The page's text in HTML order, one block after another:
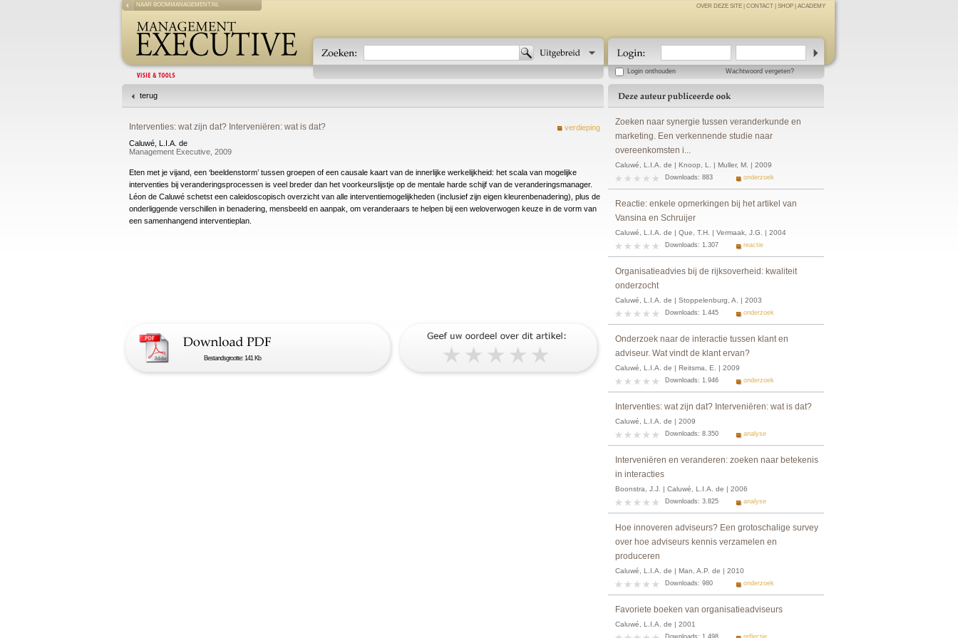
NAAR BOOMMANAGEMENT.NL OVER DEZE SITE CONTACT SHOP ACADEMY
Login onthouden Wachtwoord vergeten?
terug
verdieping
Interventies: wat zijn dat? Interveniëren: wat is dat?
Caluwé, L.I.A. de
Management Executive, 2009
Eten met je vijand, een ‘beeldenstorm’ tussen groepen of een causale kaart van de innerlijke werkelijkheid: het scala van mogelijke
interventies bij veranderingsprocessen is veel breder dan het voorkeurslijstje op de mentale harde schijf van de veranderingsmanager.
Léon de Caluwé schetst een caleidoscopisch overzicht van alle interventiemogelijkheden (inclusief zijn eigen kleurenbenadering), plus de
onderliggende verschillen in benadering, mensbeeld en aanpak, om veranderaars te helpen bij een weloverwogen keuze in de vorm van
een samenhangend interventieplan.
Bestandsgrootte: 141 Kb
Zoeken naar synergie tussen veranderkunde en
marketing. Een verkennende studie naar
overeenkomsten i...
Caluwé, L.I.A. de | Knoop, L. | Muller, M. | 2009
Downloads: 883 onderzoek
Reactie: enkele opmerkingen bij het artikel van
Vansina en Schruijer
Caluwé, L.I.A. de | Que, T.H. | Vermaak, J.G. | 2004
Downloads: 1.307 reactie
Organisatieadvies bij de rijksoverheid: kwaliteit
onderzocht
Caluwé, L.I.A. de | Stoppelenburg, A. | 2003
Downloads: 1.445 onderzoek
Onderzoek naar de interactie tussen klant en
adviseur. Wat vindt de klant ervan?
Caluwé, L.I.A. de | Reitsma, E. | 2009
Downloads: 1.946 onderzoek
Interventies: wat zijn dat? Interveniëren: wat is dat?
Caluwé, L.I.A. de | 2009
Downloads: 8.350 analyse
Interveniëren en veranderen: zoeken naar betekenis
in interacties
Boonstra, J.J. | Caluwé, L.I.A. de | 2006
Downloads: 3.825 analyse
Hoe innoveren adviseurs? Een grotoschalige survey
over hoe adviseurs kennis verzamelen en
produceren
Caluwé, L.I.A. de | Man, A.P. de | 2010
Downloads: 980 onderzoek
Favoriete boeken van organisatieadviseurs
Caluwé, L.I.A. de | 2001
Downloads: 1.498 reflectie